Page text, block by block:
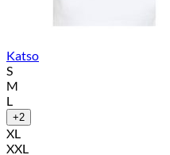
Katso
S
M
L
+2
XL
XXL